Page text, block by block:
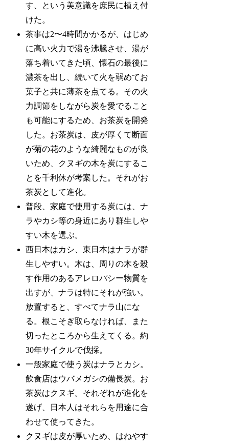
す、という美意識を庶民に植え付
けた。
茶事は2〜4時間かかるが、はじめ
に高い火力で湯を沸騰させ、湯が
落ち着いてきた頃、懐石の最後に
濃茶を出し、続いて火を弱めてお
菓子と共に薄茶を点てる。その火
力調節をしながら炭を愛でること
も可能にするため、お茶炭を開発
した。お茶炭は、皮が厚くて断面
が菊の花のような綺麗なものが良
いため、クヌギの木を炭にするこ
とを千利休が考案した。それがお
茶炭として進化。
普段、家庭で使用する炭には、ナ
ラやカシ等の身近にあり群生しや
すい木を選ぶ。
西日本はカシ、東日本はナラが群
生しやすい。木は、周りの木を殺
す作用のあるアレロパシー物質を
出すが、ナラは特にそれが強い。
放置すると、すべてナラ山にな
る。根こそぎ取らなければ、また
切ったところから生えてくる。約
30年サイクルで伐採。
一般家庭で使う炭はナラとカシ。
飲食店はウバメガシの備長炭。お
茶炭はクヌギ。それぞれが進化を
遂げ、日本人はそれらを用途に合
わせて使ってきた。
クヌギは皮が厚いため、はねやす